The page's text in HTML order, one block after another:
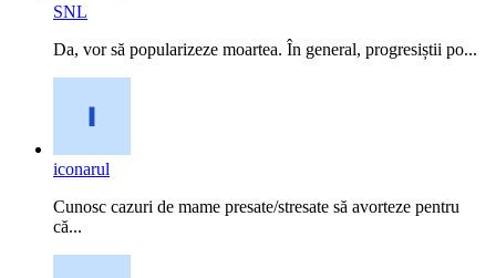
SNL
Da, vor să popularizeze moartea. În general, progresiștii po...
iconarul
Cunosc cazuri de mame presate/stresate să avorteze pentru
că...